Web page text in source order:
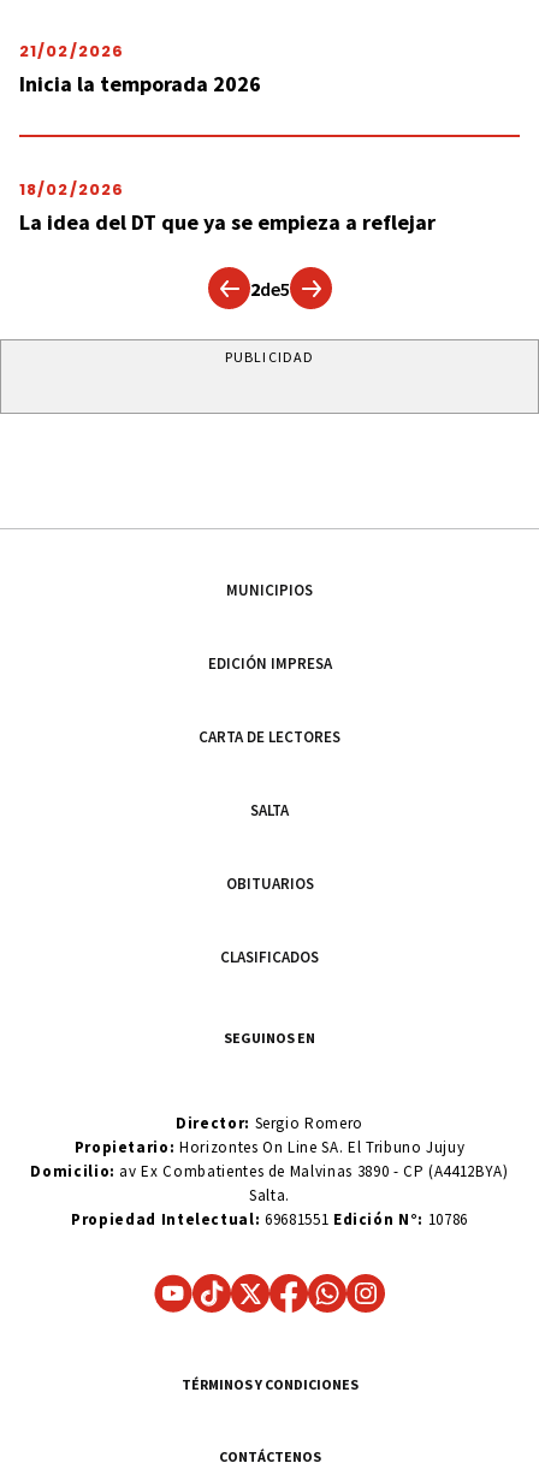
21/02/2026
Inicia la temporada 2026
18/02/2026
La idea del DT que ya se empieza a reflejar
2de5
PUBLICIDAD
MUNICIPIOS
EDICIÓN IMPRESA
CARTA DE LECTORES
SALTA
OBITUARIOS
CLASIFICADOS
SEGUINOS EN
Director: Sergio Romero
Propietario:Horizontes On Line SA. El Tribuno Jujuy
Domicilio: av Ex Combatientes de Malvinas 3890 - CP (A4412BYA)
Salta.
Propiedad Intelectual: 69681551 Edición N°: 10786
TÉRMINOS Y CONDICIONES
CONTÁCTENOS